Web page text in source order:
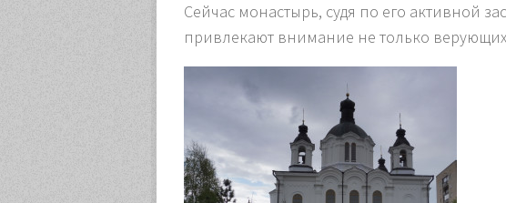
Сейчас монастырь, судя по его активной
привлекают внимание не только